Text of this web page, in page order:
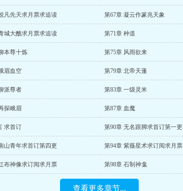
凡先天求月票求追读 第67章 凝云作篆兆天象
城大醮求月票求追读 第71章 种道
本尊十炼 第75章 风雨欲来
眉血空 第79章 北帝天蓬
派尊者 第83章 一级灵米
探峨眉 第87章 血魔
求首订 第90章 无名跟脚求首订第一更
山青年求首订第四更 第94章 紫薇星术求订阅求月票
布神像求订阅求月票 第98章 石制神龛
查看更多章节...